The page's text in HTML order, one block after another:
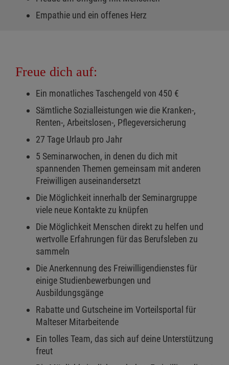
Empathie und ein offenes Herz
Freue dich auf:
Ein monatliches Taschengeld von 450 €
Sämtliche Sozialleistungen wie die Kranken-,
Renten-, Arbeitslosen-, Pflegeversicherung
27 Tage Urlaub pro Jahr
5 Seminarwochen, in denen du dich mit
spannenden Themen gemeinsam mit anderen
Freiwilligen auseinandersetzt
Die Möglichkeit innerhalb der Seminargruppe
viele neue Kontakte zu knüpfen
Die Möglichkeit Menschen direkt zu helfen und
wertvolle Erfahrungen für das Berufsleben zu
sammeln
Die Anerkennung des Freiwilligendienstes für
einige Studienbewerbungen und
Ausbildungsgänge
Rabatte und Gutscheine im Vorteilsportal für
Malteser Mitarbeitende
Ein tolles Team, das sich auf deine Unterstützung
freut